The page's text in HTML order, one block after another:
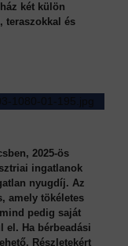
két külön
teraszokkal és
2025-ös
ingatlanok
nyugdíj. Az
amely tökéletes
pedig saját
el. Ha bérbeadási
Részletekért